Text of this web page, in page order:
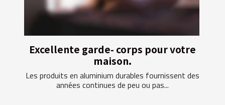
Excellente garde- corps pour votre
maison.
Les produits en aluminium durables fournissent des
années continues de peu ou pas...